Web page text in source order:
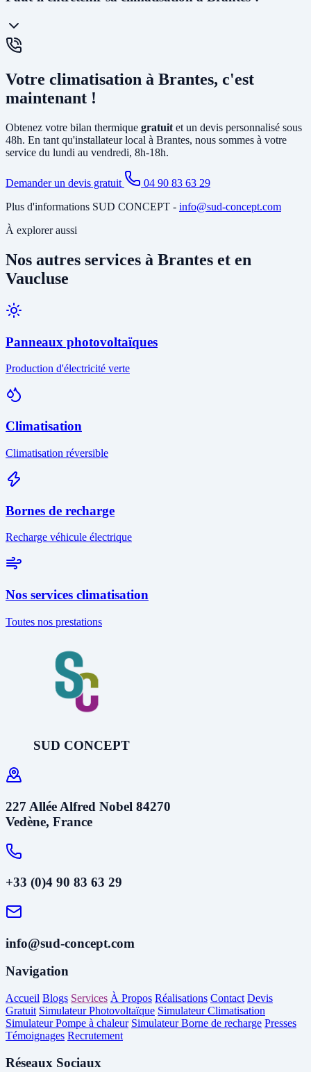
circuit de chauffage (radiateurs ou plancher chauffant) et peut aussi
produire votre eau chaude sanitaire. Elle remplace avantageusement
une chaudière gaz ou fioul et est éligible à MaPrimeRénov'.
Oui, un
proposons descontrats de maintenanceà Brantes incluant le
nettoyage des filtres, la vérification du circuit frigorifique, le contrôle
des performances et la recharge éventuelle du fluide.
Votre climatisation à Brantes, c'est
maintenant !
Obtenez votre bilan thermique gratuit et un devis personnalisé sous
48h. En tant qu'installateur local à Brantes, nous sommes à votre
service du lundi au vendredi, 8h-18h.
Demander un devis gratuit
04 90 83 63 29
Plus d'informations SUD CONCEPT - info@sud-concept.com
À explorer aussi
Nos autres services à Brantes et en
Vaucluse
Panneaux photovoltaïques
Production d'électricité verte
Climatisation
Climatisation réversible
Bornes de recharge
Recharge véhicule électrique
Nos services climatisation
Toutes nos prestations
SUD CONCEPT
227 Allée Alfred Nobel 84270
Vedène, France
+33 (0)4 90 83 63 29
info@sud-concept.com
Navigation
Accueil Blogs Services À Propos Réalisations Contact Devis
Gratuit Simulateur Photovoltaïque Simulateur Climatisation
Simulateur Pompe à chaleur Simulateur Borne de recharge Presses
Témoignages Recrutement
Réseaux Sociaux